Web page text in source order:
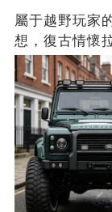
屬于越野玩家
想，復古情懷